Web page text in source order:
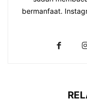
bermanfaat.